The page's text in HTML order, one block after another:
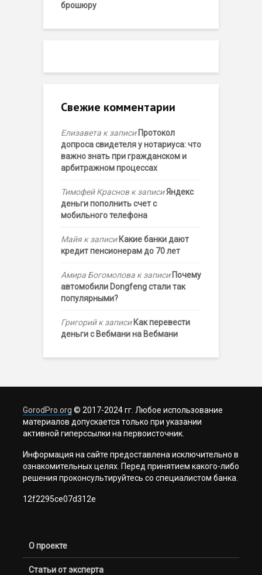
брошюру
Свежие комментарии
Елизавета к записи Протокол
допроса свидетеля у нотариуса: что
важно знать при гражданском и
арбитражном процессах
Тимофей Красновк записиЯндекс
деньги пополнить счет с
мобильного телефона
Майяк записи Какие банки дают
кредит пенсионерам до 70 лет
Амира Богомолова к записи Почему
автомобили Dongfeng стали так
популярными?
Григорийк записи Как перевести
деньги с Вебмани на Вебмани
GorodPro.org © 2017-2024 гг. Любое использование
материалов допускается только при указании
активной гиперссылки на первоисточник.
Информация на сайте предоставлена исключительно в
ознакомительных целях. Перед принятием какого-либо
решения проконсультируйтесь со специалистом банка.
12f2295ce07d312e
О проекте
Статьи от эксперта